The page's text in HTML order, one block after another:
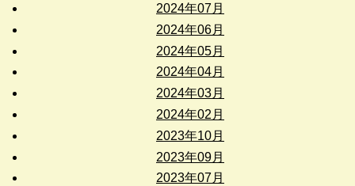
2024年07月
2024年06月
2024年05月
2024年04月
2024年03月
2024年02月
2023年10月
2023年09月
2023年07月